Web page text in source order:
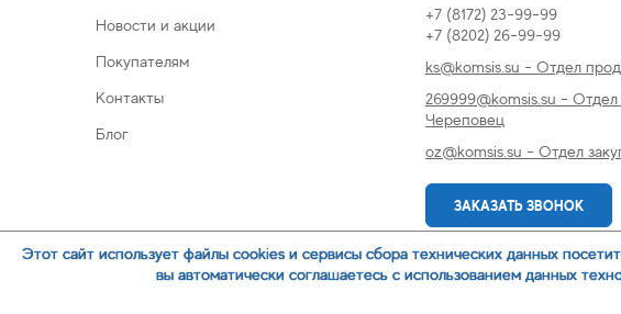
Новости и акции
Покупателям
Контакты
Блог
+7 (8172) 23-99-99
+7 (8202) 26-99-99
ks@komsis.su - Отдел
269999@komsis.su - Отдел
Череповец
oz@komsis.su - Отдел
ЗАКАЗАТЬ ЗВОНОК
Этот сайт использует файлы cookies и сервисы сбора технических данных
вы автоматически соглашаетесь с использованием данных